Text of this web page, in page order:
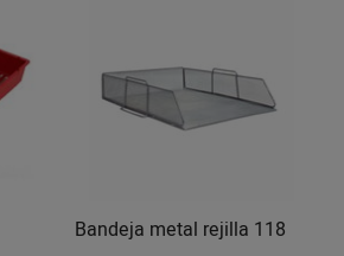
Bandeja metal rejilla 118